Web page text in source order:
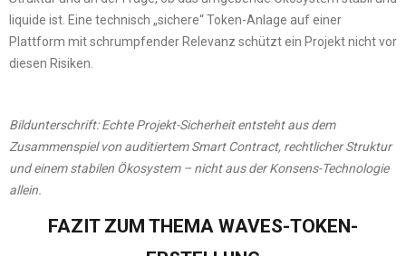
liquide ist. Eine technisch „sichere“ Token-Anlage auf einer
Plattform mit schrumpfender Relevanz schützt ein Projekt nicht vor
diesen Risiken.
Bildunterschrift: Echte Projekt-Sicherheit entsteht aus dem
Zusammenspiel von auditiertem Smart Contract, rechtlicher Struktur
und einem stabilen Ökosystem – nicht aus der Konsens-Technologie
allein.
FAZIT ZUM THEMA WAVES-TOKEN-